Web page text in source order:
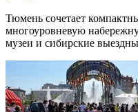
Тюмень сочетает
многоуровневую
музеи и сибирские